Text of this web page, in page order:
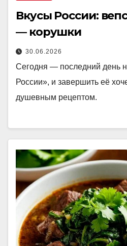
Вкусы России:
— корушки
30.06.2026
Сегодня — последний день
России», и завершить её
душевным рецептом.